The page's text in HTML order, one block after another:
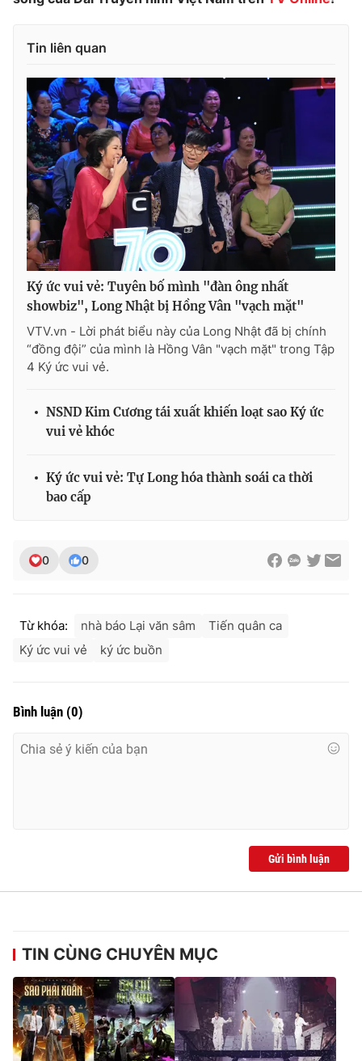
Tin liên quan
Ký ức vui vẻ: Tuyên bố mình "đàn ông nhất
showbiz", Long Nhật bị Hồng Vân "vạch mặt"
VTV.vn - Lời phát biểu này của Long Nhật đã bị chính
“đồng đội” của mình là Hồng Vân "vạch mặt" trong Tập
4 Ký ức vui vẻ.
NSND Kim Cương tái xuất khiến loạt sao Ký ức
vui vẻ khóc
Ký ức vui vẻ: Tự Long hóa thành soái ca thời
bao cấp
0 0
Từ khóa: nhà báo Lại văn sâm
Tiến quân ca
Ký ức vui vẻ
ký ức buồn
Bình luận (0)
Gửi bình luận
TIN CÙNG CHUYÊN MỤC